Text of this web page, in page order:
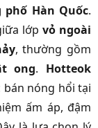
Hàn Quốc.
lớp vỏ ngoài
, thường gồm
ong. Hotteok
bán nóng hổi tại
ấm áp, đậm